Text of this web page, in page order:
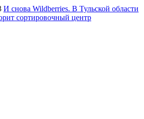
И снова Wildberries. В Тульской области
сортировочный центр